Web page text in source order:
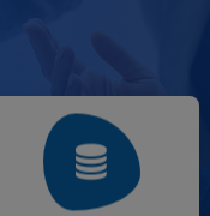
Mai Mult